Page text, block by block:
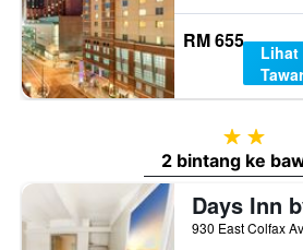
RM 655
Lihat
2 bintang
2 bintang ke